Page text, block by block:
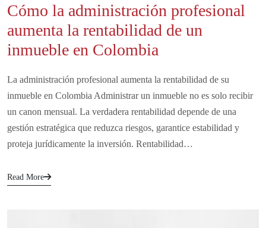
Cómo la administración profesional
aumenta la rentabilidad de un
inmueble en Colombia
La administración profesional aumenta la rentabilidad de su
inmueble en Colombia Administrar un inmueble no es solo recibir
un canon mensual. La verdadera rentabilidad depende de una
gestión estratégica que reduzca riesgos, garantice estabilidad y
proteja jurídicamente la inversión. Rentabilidad…
Read More